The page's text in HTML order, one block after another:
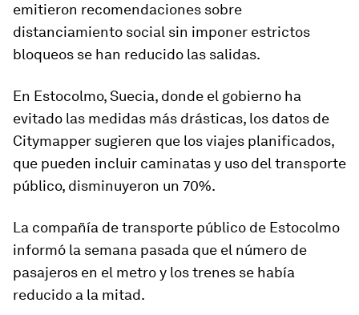
emitieron recomendaciones sobre
distanciamiento social sin imponer estrictos
bloqueos se han reducido las salidas.
En Estocolmo, Suecia, donde el gobierno ha
evitado las medidas más drásticas, los datos de
Citymapper sugieren que los viajes planificados,
que pueden incluir caminatas y uso del transporte
público, disminuyeron un 70%.
La compañía de transporte público de Estocolmo
informó la semana pasada que el número de
pasajeros en el metro y los trenes se había
reducido a la mitad.